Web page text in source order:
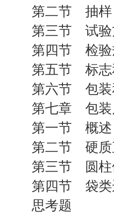
第二节 抽样
第三节 试验
第四节 检验
第五节 标志
第六节 包装
第七章 包装
第一节 概述
第二节 硬质
第三节 圆柱
第四节 袋类
思考题